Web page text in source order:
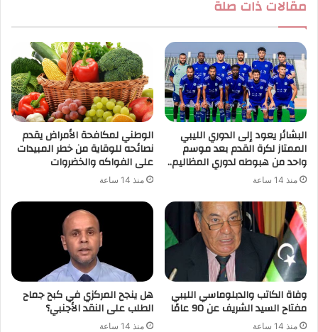
مقالات ذات صلة
البشائر يعود إلى الدوري الليبي
الممتاز لكرة القدم بعد موسم
واحد من هبوطه لدوري المظاليم..
منذ 14 ساعة
الوطني لمكافحة الأمراض يقدم
نصائحه للوقاية من خطر المبيدات
على الفواكه والخضروات
منذ 14 ساعة
وفاة الكاتب والدبلوماسي الليبي
مفتاح السيد الشريف عن 90 عامًا
منذ 14 ساعة
هل ينجح المركزي في كبح جماح
الطلب على النقد الأجنبي؟
منذ 14 ساعة